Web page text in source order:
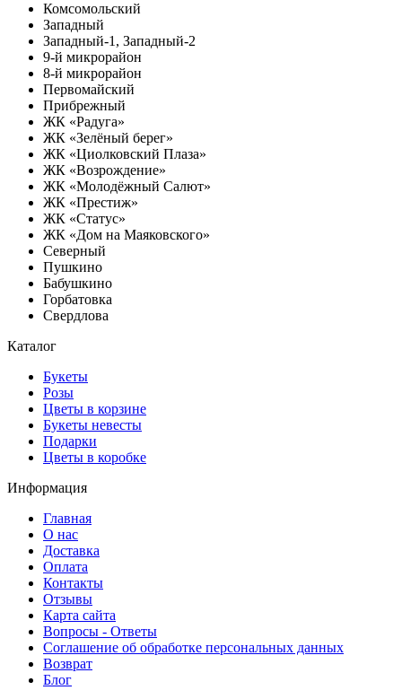
Комсомольский
Западный
Западный-1, Западный-2
9-й микрорайон
8-й микрорайон
Первомайский
Прибрежный
ЖК «Радуга»
ЖК «Зелёный берег»
ЖК «Циолковский Плаза»
ЖК «Возрождение»
ЖК «Молодёжный Салют»
ЖК «Престиж»
ЖК «Статус»
ЖК «Дом на Маяковского»
Северный
Пушкино
Бабушкино
Горбатовка
Свердлова
Каталог
Букеты
Розы
Цветы в корзине
Букеты невесты
Подарки
Цветы в коробке
Информация
Главная
О нас
Доставка
Оплата
Контакты
Отзывы
Карта сайта
Вопросы - Ответы
Соглашение об обработке персональных данных
Возврат
Блог